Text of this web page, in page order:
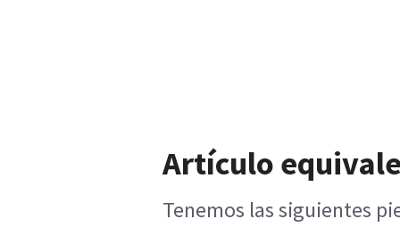
Artículo
Tenemos las siguientes